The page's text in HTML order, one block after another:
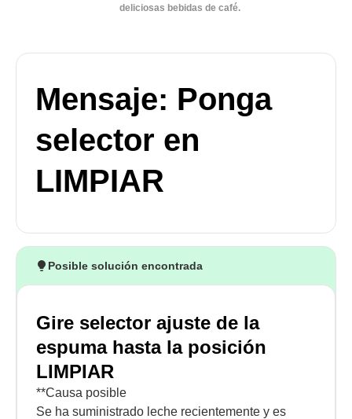
deliciosas bebidas de café.
Mensaje: Ponga
selector en
LIMPIAR
Posible solución encontrada
Gire selector ajuste de la
espuma hasta la posición
LIMPIAR
**Causa posible
Se ha suministrado leche recientemente y es